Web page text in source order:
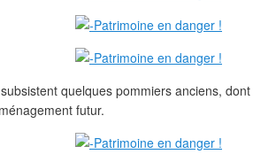
quelques pommiers anciens,
futur.